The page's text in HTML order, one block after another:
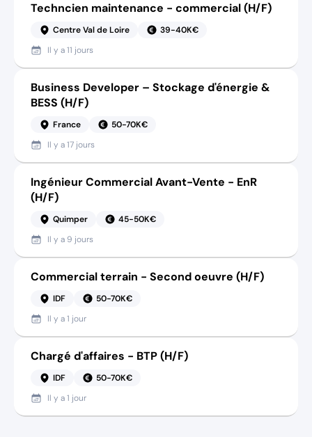
Techncien maintenance - commercial (H/F)
Centre Val de Loire
39-40K€
Il y a11 jours
Business Developer – Stockage d'énergie &
BESS (H/F)
France
50-70K€
Il y a17 jours
Ingénieur Commercial Avant-Vente - EnR
(H/F)
Quimper
45-50K€
Il y a 9 jours
Commercial terrain - Second oeuvre (H/F)
IDF
50-70K€
Il y a1 jour
Chargé d'affaires - BTP (H/F)
IDF
50-70K€
Il y a1 jour